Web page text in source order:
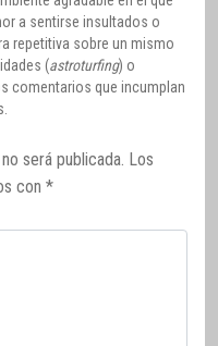
a sentirse insultados o
repetitiva sobre un mismo
(astroturfing) o
comentarios que incumplan
será publicada. Los
con *